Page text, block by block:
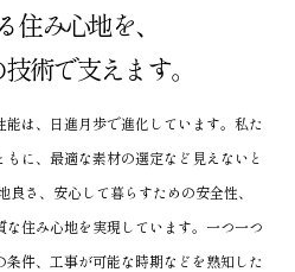
住み心地を、
術で支えます。
は、日進月歩で進化しています。 私た
に、最適な素材の選定など見えないと
良さ、安心して暮らすための安全性、
住み心地を実現しています。 一つ一つ
件、 工事が可能な時期などを熟知した